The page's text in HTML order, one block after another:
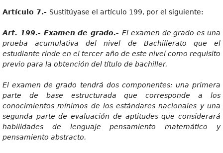
Artícul o 7.- Sustitúyase el artículo 199, por el siguiente:
Art. 199.- Examen de grado.- El examen de grado es una
prueba acumulativa del nivel de Bachillerato que el
estudiante rinde en el tercer año de este nivel como requisito
previo para la obtención del título de bachiller.
El examen de grado tendrá dos componentes: una primera
parte de base estructurada que corresponde a los
conocimientos mínimos de los estándares nacionales y una
segunda parte de evaluación de aptitudes que considerará
habilidades de lenguaje pensamiento matemático y
pensamiento abstracto.